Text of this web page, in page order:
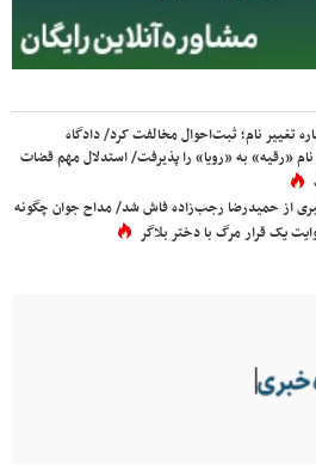
تغییر نام؛ ثبت‌احوال مخالفت کرد/ دادگاه
«رقیه» به «رویا» را پذیرفت/ استدلال مهم قضات
بی‌خبری از حمیدرضا رجب‌زاده فاش شد/ مداح جوان چگونه
یک قرار مرگ با دختر بلاگر